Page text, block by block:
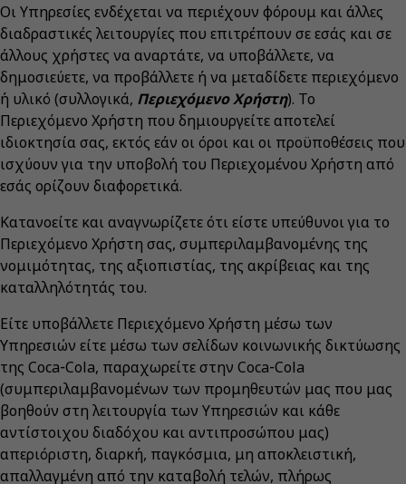
Οι Υπηρεσίες ενδέχεται να περιέχουν φόρουμ και άλλες
διαδραστικές λειτουργίες που επιτρέπουν σε εσάς και σε
άλλους χρήστες να αναρτάτε, να υποβάλλετε, να
δημοσιεύετε, να προβάλλετε ή να μεταδίδετε περιεχόμενο
ή υλικό (συλλογικά, Περιεχόμενο Χρήστη). Το
Περιεχόμενο Χρήστη που δημιουργείτε αποτελεί
ιδιοκτησία σας, εκτός εάν οι όροι και οι προϋποθέσεις που
ισχύουν για την υποβολή του Περιεχομένου Χρήστη από
εσάς ορίζουν διαφορετικά.
Κατανοείτε και αναγνωρίζετε ότι είστε υπεύθυνοι για το
Περιεχόμενο Χρήστη σας, συμπεριλαμβανομένης της
νομιμότητας, της αξιοπιστίας, της ακρίβειας και της
καταλληλότητάς του.
Είτε υποβάλλετε Περιεχόμενο Χρήστη μέσω των
Υπηρεσιών είτε μέσω των σελίδων κοινωνικής δικτύωσης
της Coca‑Cola, παραχωρείτε στην Coca‑Cola
(συμπεριλαμβανομένων των προμηθευτών μας που μας
βοηθούν στη λειτουργία των Υπηρεσιών και κάθε
αντίστοιχου διαδόχου και αντιπροσώπου μας)
απεριόριστη, διαρκή, παγκόσμια, μη αποκλειστική,
απαλλαγμένη από την καταβολή τελών, πλήρως